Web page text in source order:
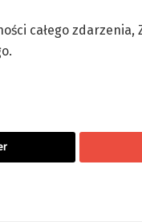
całego